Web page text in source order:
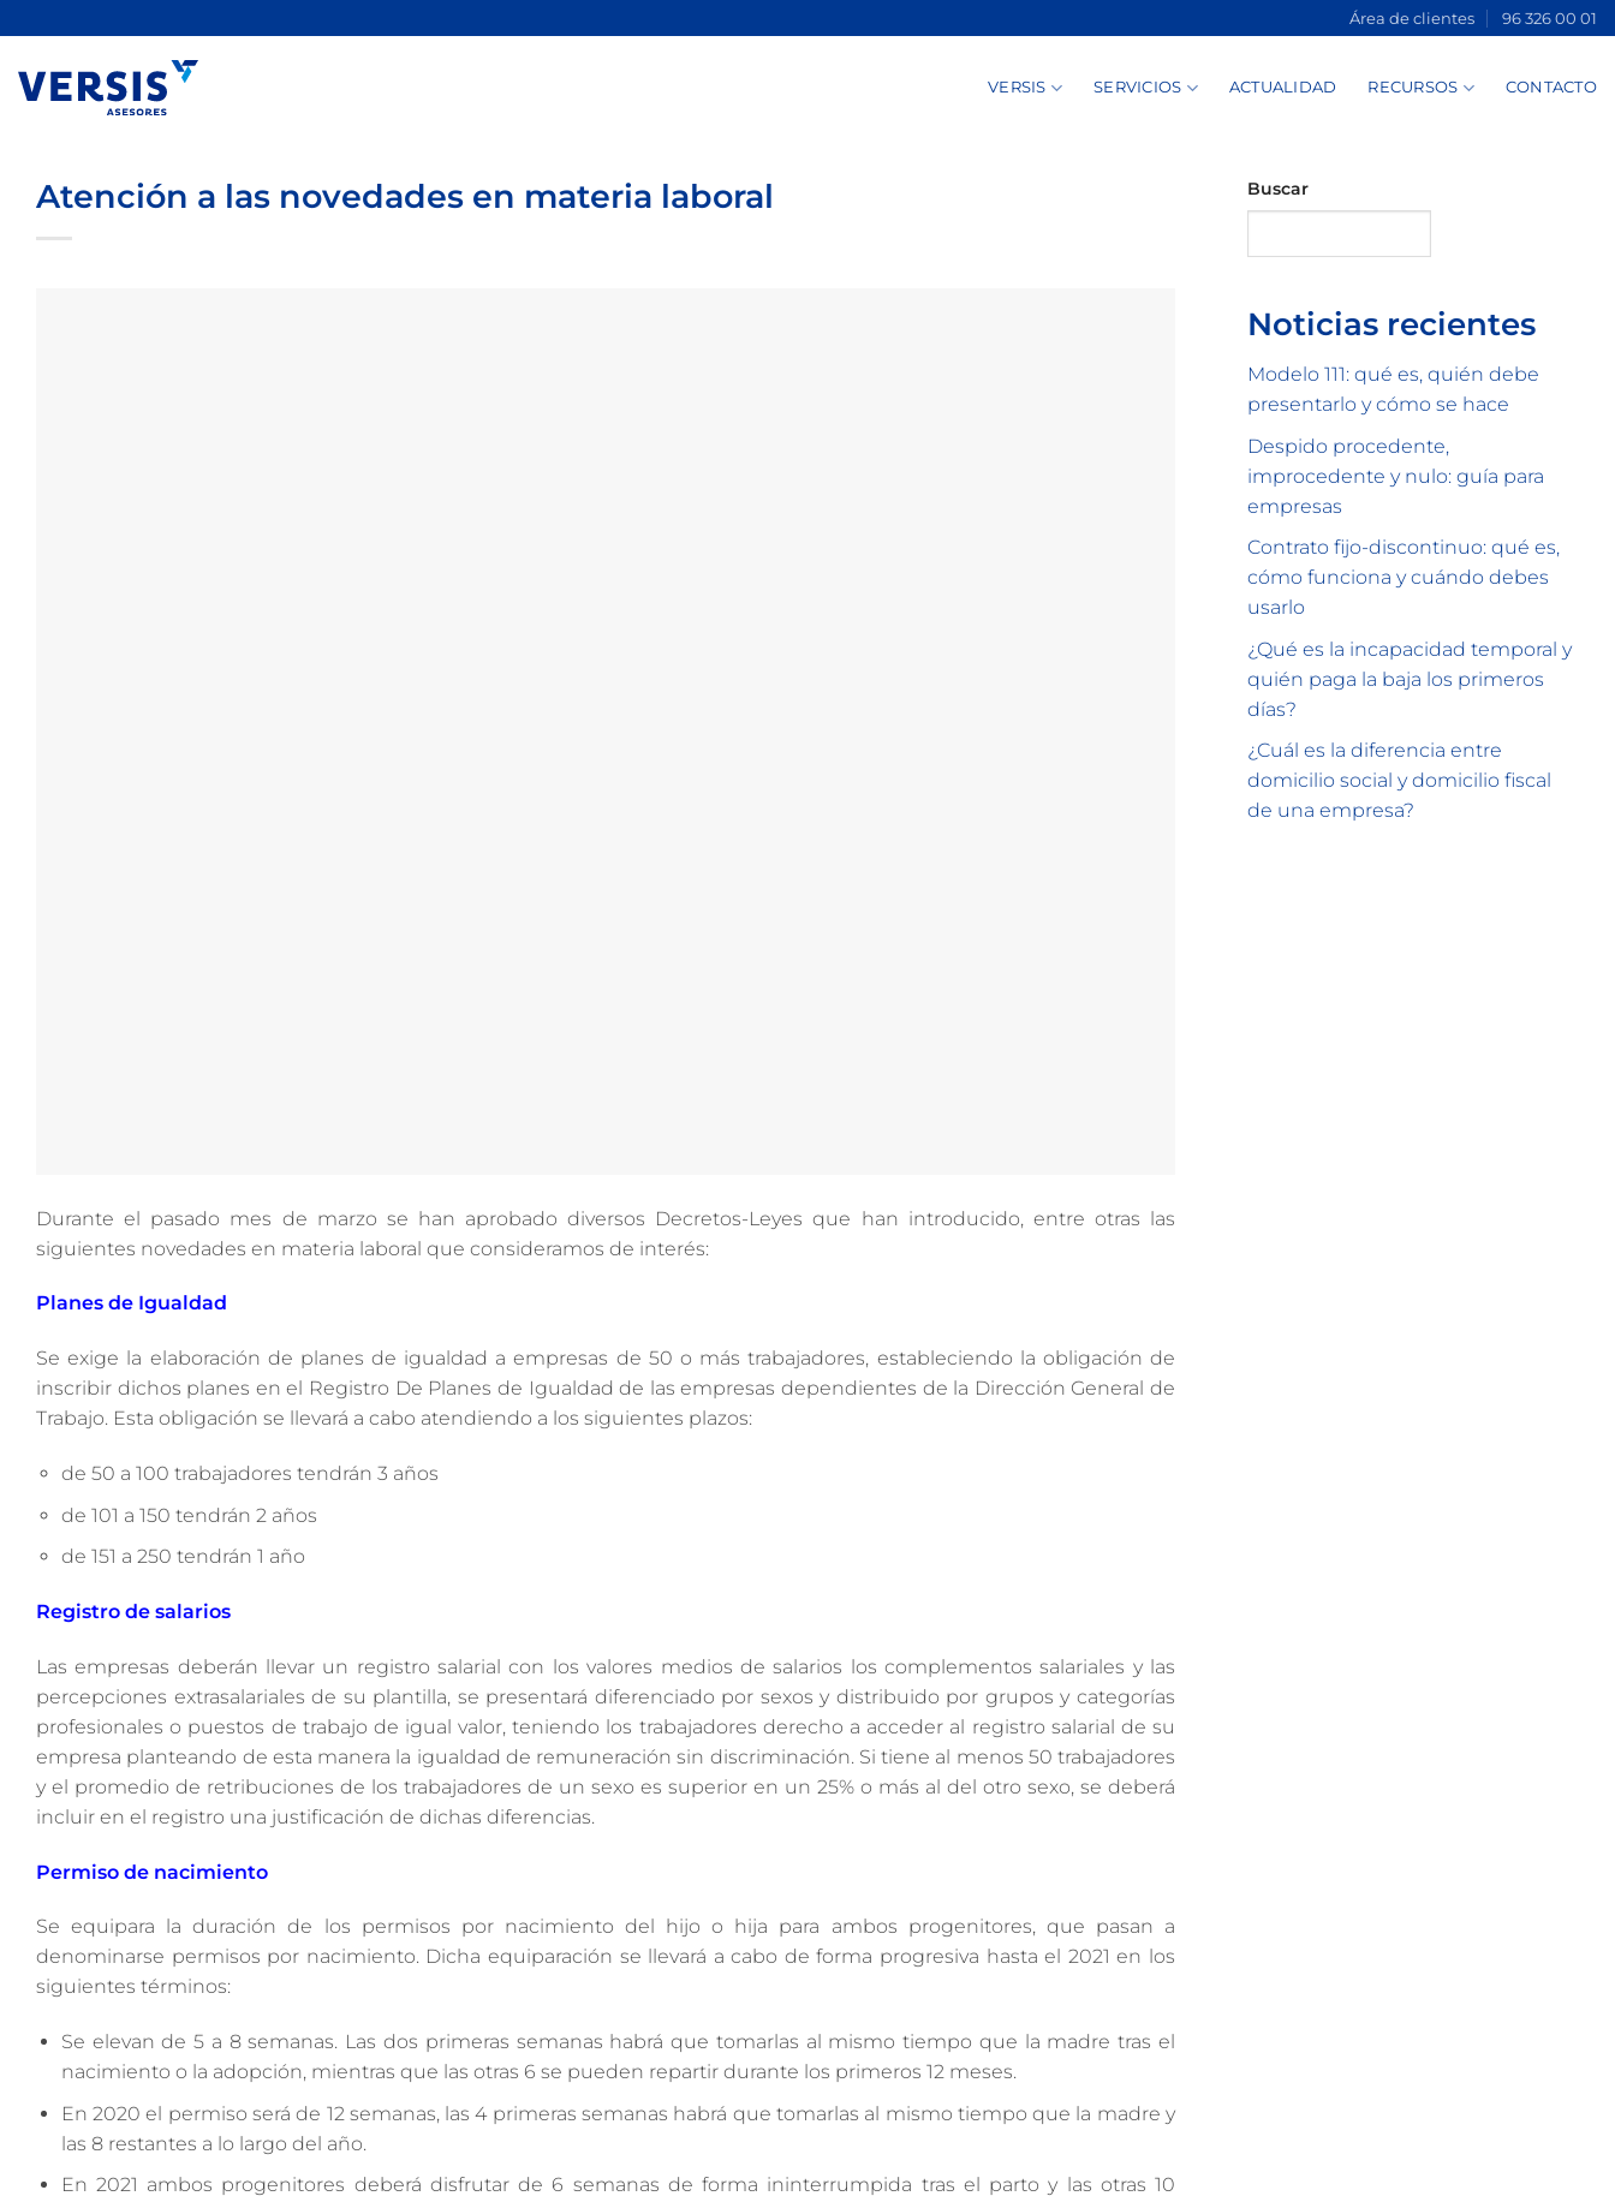
contenido
Área de clientes 96 326 00 01
VERSIS SERVICIOS ACTUALIDAD RECURSOS CONTACTO
Atención a las novedades en materia laboral
Durante el pasado mes de marzo se han aprobado diversos Decretos-Leyes que han introducido, entre otras las
siguientes novedades en materia laboral que consideramos de interés:
Planes de Igualdad
Se exige la elaboración de planes de igualdad a empresas de 50 o más trabajadores, estableciendo la obligación de
inscribir dichos planes en el Registro De Planes de Igualdad de las empresas dependientes de la Dirección General de
Trabajo. Esta obligación se llevará a cabo atendiendo a los siguientes plazos:
de 50 a 100 trabajadores tendrán 3 años
de 101 a 150 tendrán 2 años
de 151 a 250 tendrán 1 año
Registro de salarios
Las empresas deberán llevar un registro salarial con los valores medios de salarios los complementos salariales y las
percepciones extrasalariales de su plantilla, se presentará diferenciado por sexos y distribuido por grupos y categorías
profesionales o puestos de trabajo de igual valor, teniendo los trabajadores derecho a acceder al registro salarial de su
empresa planteando de esta manera la igualdad de remuneración sin discriminación. Si tiene al menos 50 trabajadores
y el promedio de retribuciones de los trabajadores de un sexo es superior en un 25% o más al del otro sexo, se deberá
incluir en el registro una justificación de dichas diferencias.
Permiso de nacimiento
Se equipara la duración de los permisos por nacimiento del hijo o hija para ambos progenitores, que pasan a
denominarse permisos por nacimiento. Dicha equiparación se llevará a cabo de forma progresiva hasta el 2021 en los
siguientes términos:
Se elevan de 5 a 8 semanas. Las dos primeras semanas habrá que tomarlas al mismo tiempo que la madre tras el
nacimiento o la adopción, mientras que las otras 6 se pueden repartir durante los primeros 12 meses.
En 2020 el permiso será de 12 semanas, las 4 primeras semanas habrá que tomarlas al mismo tiempo que la madre y
las 8 restantes a lo largo del año.
En 2021 ambos progenitores deberá disfrutar de 6 semanas de forma ininterrumpida tras el parto y las otras 10
Buscar
Noticias recientes
Modelo 111: qué es, quién debe
presentarlo y cómo se hace
Despido procedente,
improcedente y nulo: guía para
empresas
Contrato fijo-discontinuo: qué es,
cómo funciona y cuándo debes
usarlo
¿Qué es la incapacidad temporal y
quién paga la baja los primeros
días?
¿Cuál es la diferencia entre
domicilio social y domicilio fiscal
de una empresa?